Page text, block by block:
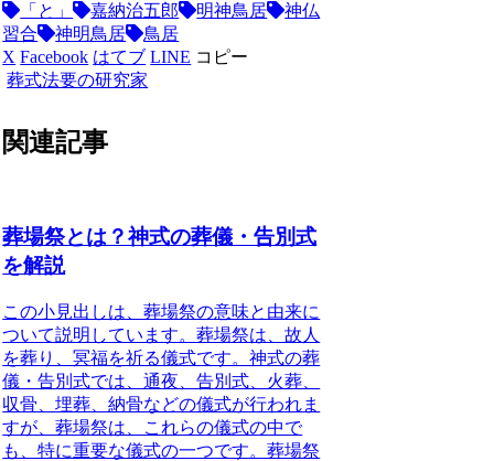
「と」
嘉納治五郎 明神鳥居
神仏
習合
神明鳥居
鳥居
X Facebook はてブ LINE コピー
葬式法要の研究家
関連記事
葬場祭とは？神式の葬儀・告別式
を解説
この小見出しは、葬場祭の意味と由来に
ついて説明しています。葬場祭は、故人
を葬り、冥福を祈る儀式です。神式の葬
儀・告別式では、通夜、告別式、火葬、
収骨、埋葬、納骨などの儀式が行われま
すが、葬場祭は、これらの儀式の中で
も、特に重要な儀式の一つです。葬場祭